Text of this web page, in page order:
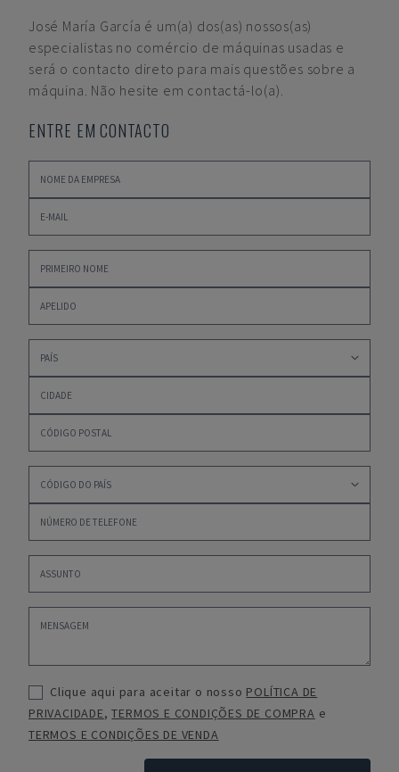
José María García é um(a) dos(as) nossos(as)
especialistas no comércio de máquinas usadas e
será o contacto direto para mais questões sobre a
máquina. Não hesite em contactá-lo(a).
ENTRE EM CONTACTO
Clique aqui para aceitar o nosso POLÍTICA DE
PRIVACIDADE,TERMOS E CONDIÇÕES DE COMPRA e
TERMOS E CONDIÇÕES DE VENDA